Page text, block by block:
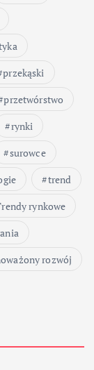
przekąski
przetwórstwo
rynki
surowce
trend
rynkowe
rozwój